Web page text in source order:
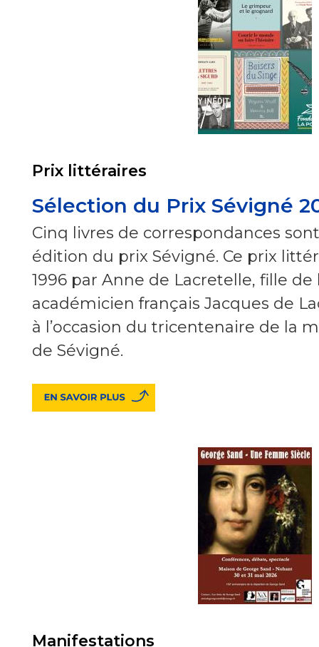
Prix littéraires
Sélection du Prix Sévigné
Cinq livres de correspondances
édition du prix Sévigné. Ce prix
1996 par Anne de Lacretelle, fille de
académicien français Jacques de
à l’occasion du tricentenaire de la
de Sévigné.
Manifestations